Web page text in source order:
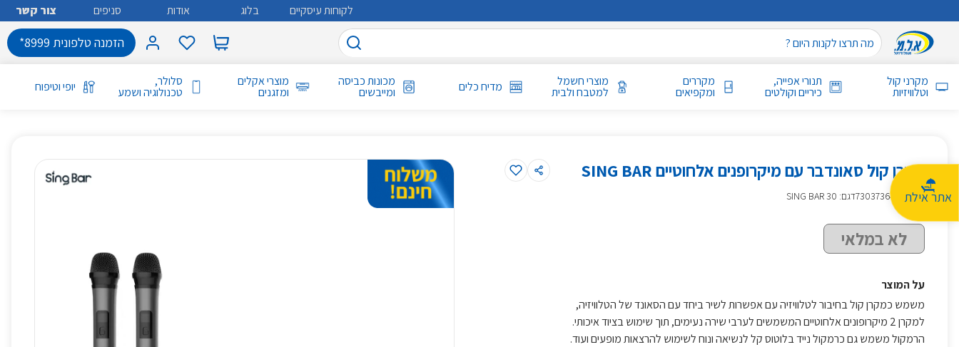
אתר אילת
לקוחות עיסקיים בלוג אודות סניפים צור קשר
הזמנה טלפונית 8999*
מקרני קול
וטלוויזיות
תנורי אפייה,
כיריים וקולטים
מקררים
ומקפיאים
מוצרי חשמל
למטבח ולבית מדיח כלים מכונות כביסה
ומייבשים
מוצרי אקלים
ומזגנים
סלולר,
טכנולוגיה ושמע יופי וטיפוח
מקרן קול סאונדבר עם מיקרופנים אלחוטיים SING BAR
מק״ט 730373648דגם: SING BAR 30
לא במלאי
על המוצר
משמש כמקרן קול בחיבור לטלוויזיה עם אפשרות לשיר ביחד עם הסאונד של הטלוויזיה,
למקרן 2 מיקרופונים אלחוטיים המשמשים לערבי שירה נעימים, תוך שימוש בציוד איכותי.
הרמקול משמש גם כרמקול נייד בלוטוס קל לנשיאה ונוח לשימוש להרצאות מופעים ועוד.